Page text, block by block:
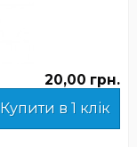
20,00 грн.
Купити в 1 клік